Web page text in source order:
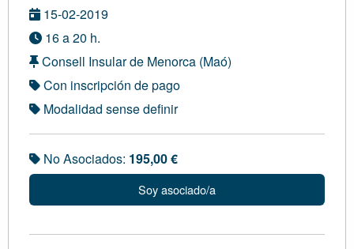
15-02-2019
16 a 20 h.
Consell Insular de Menorca (Maó)
Con inscripción de pago
Modalidad sense definir
No Asociados: 195,00 €
Soy asociado/a